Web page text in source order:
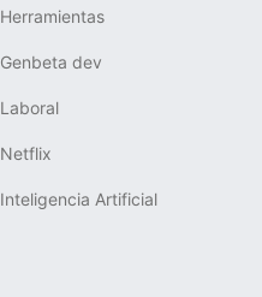
Herramientas
Genbeta dev
Laboral
Netflix
Inteligencia Artificial